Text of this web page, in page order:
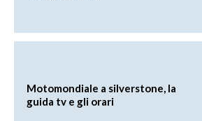
Motomondiale a silverstone, la
guida tv e gli orari